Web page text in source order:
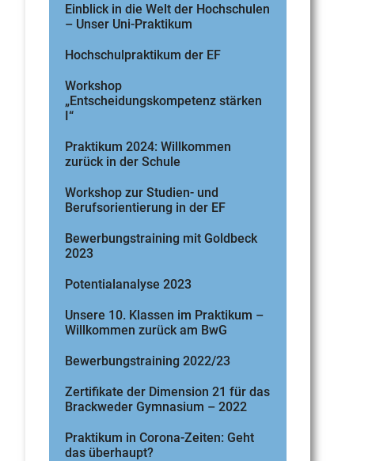
Einblick in die Welt der Hochschulen
– Unser Uni-Praktikum
Hochschulpraktikum der EF
Workshop
„Entscheidungskompetenz stärken
I“
Praktikum 2024: Willkommen
zurück in der Schule
Workshop zur Studien- und
Berufsorientierung in der EF
Bewerbungstraining mit Goldbeck
2023
Potentialanalyse 2023
Unsere 10. Klassen im Praktikum –
Willkommen zurück am BwG
Bewerbungstraining 2022/23
Zertifikate der Dimension 21 für das
Brackweder Gymnasium – 2022
Praktikum in Corona-Zeiten: Geht
das überhaupt?